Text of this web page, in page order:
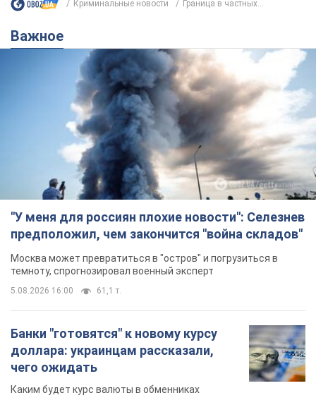
Криминальные новости Граница в частных...
Важное
"У меня для россиян плохие новости": Селезнев
предположил, чем закончится "война складов"
Москва может превратиться в "остров" и погрузиться в
темноту, спрогнозировал военный эксперт
5.08.2026 16:00 61,1 т.
Банки "готовятся" к новому курсу
доллара: украинцам рассказали,
чего ожидать
Каким будет курс валюты в обменниках